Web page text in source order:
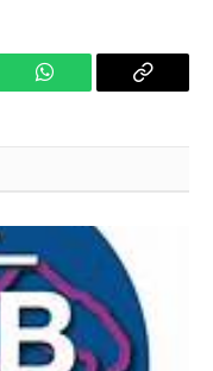
WhatsApp Copy